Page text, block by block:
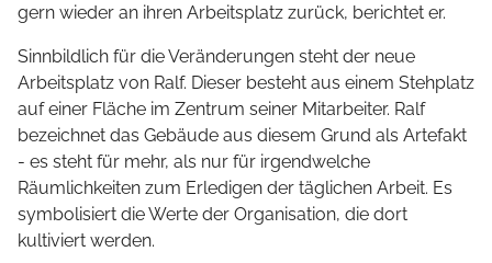
gern wieder an ihren Arbeitsplatz zurück, berichtet er.
Sinnbildlich für die Veränderungen steht der neue
Arbeitsplatz von Ralf. Dieser besteht aus einem Stehplatz
auf einer Fläche im Zentrum seiner Mitarbeiter. Ralf
bezeichnet das Gebäude aus diesem Grund als Artefakt
- es steht für mehr, als nur für irgendwelche
Räumlichkeiten zum Erledigen der täglichen Arbeit. Es
symbolisiert die Werte der Organisation, die dort
kultiviert werden.